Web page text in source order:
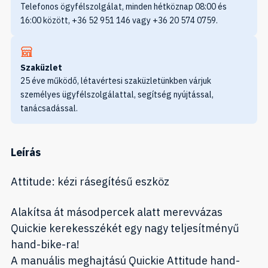
Telefonos ögyfélszolgálat, minden hétköznap 08:00 és
16:00 között, +36 52 951 146 vagy +36 20 574 0759.
Szaküzlet
25 éve működő, létavértesi szaküzletünkben várjuk
személyes ügyfélszolgálattal, segítség nyújtással,
tanácsadással.
Leírás
Attitude: kézi rásegítésű eszköz
Alakítsa át másodpercek alatt merevvázas
Quickie kerekesszékét egy nagy teljesítményű
hand-bike-ra!
A manuális meghajtású Quickie Attitude hand-